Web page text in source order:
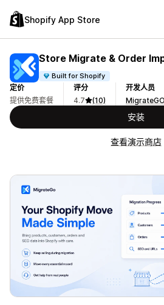
Shopify App Store
Store Migrate & Order
Built for Shopify
定价
提供免费套餐
评分
4.7
(10)
开发人员
MigrateGO
安装
查看演示商店